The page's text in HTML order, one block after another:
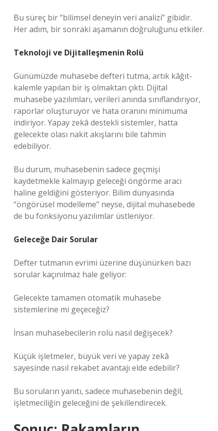
Bu süreç bir “bilimsel deneyin veri analizi” gibidir.
Her adım, bir sonraki aşamanın doğruluğunu etkiler.
Teknoloji ve Dijitalleşmenin Rolü
Günümüzde muhasebe defteri tutma, artık kâğıt-
kalemle yapılan bir iş olmaktan çıktı. Dijital
muhasebe yazılımları, verileri anında sınıflandırıyor,
raporlar oluşturuyor ve hata oranını minimuma
indiriyor. Yapay zekâ destekli sistemler, hatta
gelecekte olası nakit akışlarını bile tahmin
edebiliyor.
Bu durum, muhasebenin sadece geçmişi
kaydetmekle kalmayıp geleceği öngörme aracı
haline geldiğini gösteriyor. Bilim dünyasında
“öngörüsel modelleme” neyse, dijital muhasebede
de bu fonksiyonu yazılımlar üstleniyor.
Geleceğe Dair Sorular
Defter tutmanın evrimi üzerine düşünürken bazı
sorular kaçınılmaz hale geliyor:
Gelecekte tamamen otomatik muhasebe
sistemlerine mi geçeceğiz?
İnsan muhasebecilerin rolü nasıl değişecek?
Küçük işletmeler, büyük veri ve yapay zekâ
sayesinde nasıl rekabet avantajı elde edebilir?
Bu soruların yanıtı, sadece muhasebenin değil,
işletmeciliğin geleceğini de şekillendirecek.